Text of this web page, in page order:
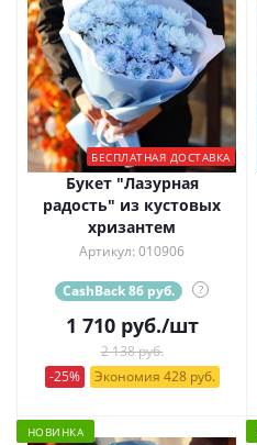
БЕСПЛАТНАЯ ДОСТАВКА
Букет "Лазурная
радость" из кустовых
хризантем
Артикул: 010906
CashBack 86 руб. ?
1 710руб./шт
2 138 руб.
-25%
Экономия 428 руб.
НОВИНКА